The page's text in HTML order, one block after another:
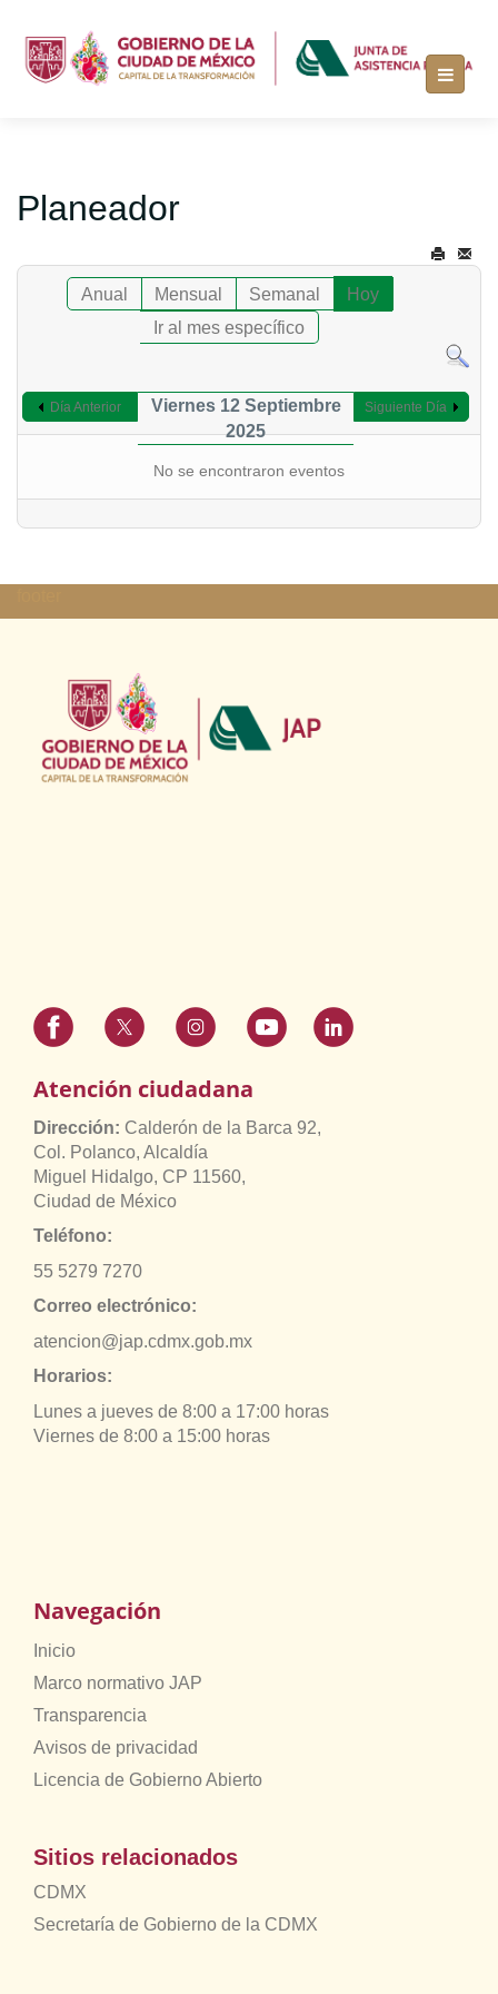
Planeador
Anual Mensual Semanal
Hoy
Ir al mes específico
Día Anterior
Viernes 12 Septiembre
2025
Siguiente Día
No se encontraron eventos
Atención ciudadana
Dirección: Calderón de la Barca 92,
Col. Polanco, Alcaldía
Miguel Hidalgo, CP 11560,
Ciudad de México
Teléfono:
55 5279 7270
Correo electrónico:
atencion@jap.cdmx.gob.mx
Horarios:
Lunes a jueves de 8:00 a 17:00 horas
Viernes de 8:00 a 15:00 horas
Navegación
Inicio
Marco normativo JAP
Transparencia
Avisos de privacidad
Licencia de Gobierno Abierto
Sitios relacionados
CDMX
Secretaría de Gobierno de la CDMX